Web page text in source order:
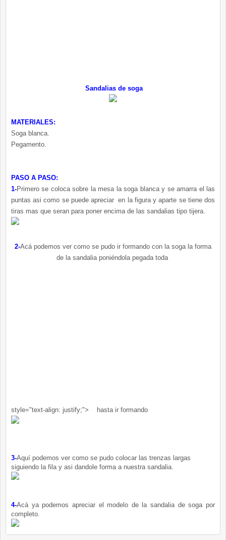
Sandalias de soga
MATERIALES:
Soga blanca.
Pegamento.
PASO A PASO:
1-Primero se coloca sobre la mesa la soga blanca y se amarra el las
puntas asi como se puede apreciar en la figura y aparte se tiene dos
tiras mas que seran para poner encima de las sandalias tipo tijera.
2-Acá podemos ver como se pudo ir formando con la soga la forma
de la sandalia poniéndola pegada toda
style="text-align: justify;"> hasta ir formando
3-Aquí podemos ver como se pudo colocar las trenzas largas
siguiendo la fila y asi dandole forma a nuestra sandalia.
4-Acá ya podemos apreciar el modelo de la sandalia de soga por
completo.